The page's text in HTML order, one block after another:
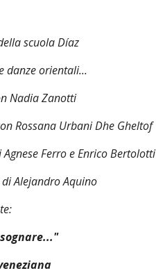
scuola Díaz
danze orientali...
Nadia Zanotti
Rossana Urbani Dhe Gheltof
Ferro e Enrico Bertolotti
Alejandro Aquino